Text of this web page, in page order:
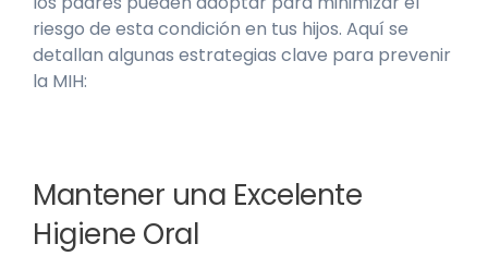
riesgo de esta condición en tus hijos. Aquí se
detallan algunas estrategias clave para prevenir
la MIH:
Mantener una Excelente
Higiene Oral